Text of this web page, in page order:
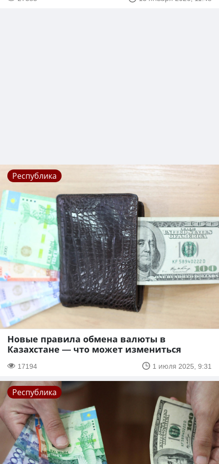
Республика
Новые правила обмена валюты в
Казахстане — что может измениться
17194 1 июля 2025, 9:31
Республика